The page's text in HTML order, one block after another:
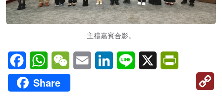
主禮嘉賓合影。
FacebookWhatsAppWeChatEmail LinkedInLine X
Share